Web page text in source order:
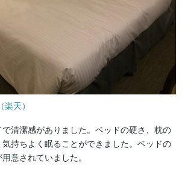
天）
清潔感がありました。ベッドの硬さ、枕の
持ちよく眠ることができました。ベッドの
意されていました。